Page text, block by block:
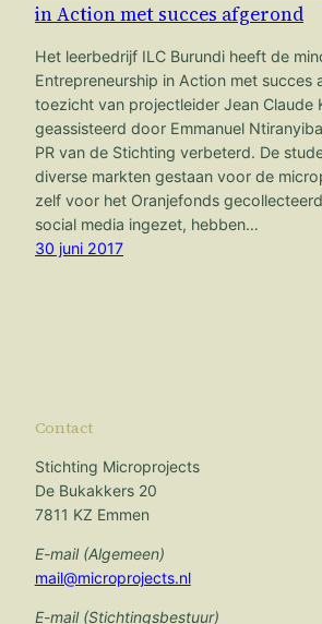
in Action met succes afgerond
Het leerbedrijf ILC Burundi heeft de
Entrepreneurship in Action met succes
toezicht van projectleider Jean Claude
geassisteerd door Emmanuel
PR van de Stichting verbeterd. De
diverse markten gestaan voor de
zelf voor het Oranjefonds
social media ingezet, hebben…
30 juni 2017
Contact
Stichting Microprojects
De Bukakkers 20
7811 KZ Emmen
E-mail (Algemeen)
mail@microprojects.nl
E-mail (Stichtingsbestuur)